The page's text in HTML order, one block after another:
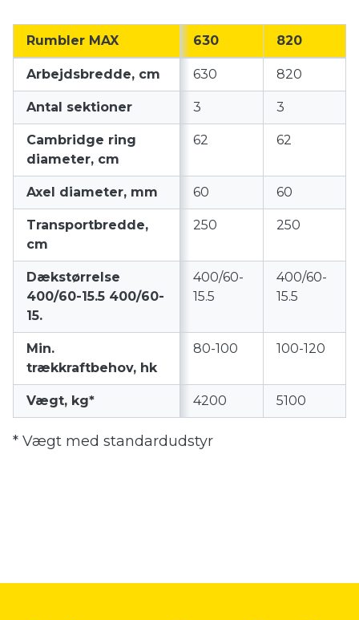
Rumbler MAX 630 820
Arbejdsbredde, cm 630 820
Antal sektioner 3 3
Cambridge ring
diameter, cm
62 62
Axel diameter, mm 60 60
Transportbredde,
cm
250 250
Dækstørrelse
400/60-15.5 400/60-
15.
400/60-
15.5
400/60-
15.5
Min.
trækkraftbehov, hk
80-100 100-120
Vægt, kg* 4200 5100
* Vægt med standardudstyr